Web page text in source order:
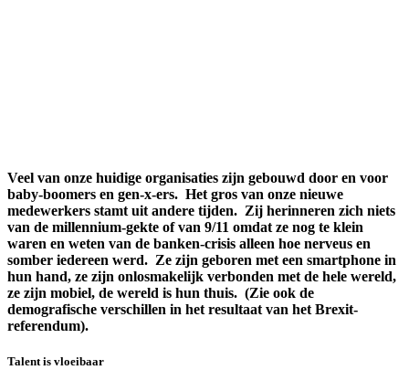
Veel van onze huidige organisaties zijn gebouwd door en voor
baby-boomers en gen-x-ers. Het gros van onze nieuwe
medewerkers stamt uit andere tijden. Zij herinneren zich niets
van de millennium-gekte of van 9/11 omdat ze nog te klein
waren en weten van de banken-crisis alleen hoe nerveus en
somber iedereen werd. Ze zijn geboren met een smartphone in
hun hand, ze zijn onlosmakelijk verbonden met de hele wereld,
ze zijn mobiel, de wereld is hun thuis. (Zie ook de
demografische verschillen in het resultaat van het Brexit-
referendum).
Talent is vloeibaar